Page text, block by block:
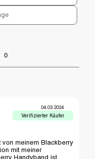
04.03.2024
meinem Blackberry
mit meiner
Handyband ist